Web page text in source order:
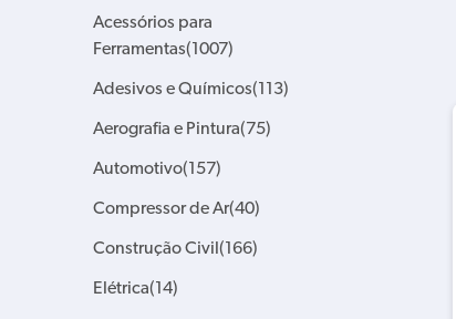
Acessórios para
Ferramentas(1007)
Adesivos e Químicos(113)
Aerografia e Pintura(75)
Automotivo(157)
Compressor de Ar(40)
Construção Civil (166)
Elétrica(14)